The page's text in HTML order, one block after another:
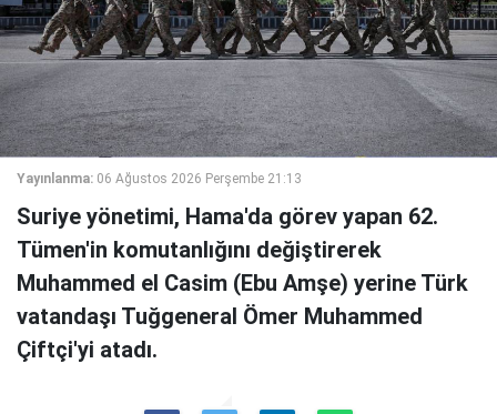
Yayınlanma: 06 Ağustos 2026 Perşembe 21:13
Suriye yönetimi, Hama'da görev yapan 62.
Tümen'in komutanlığını değiştirerek
Muhammed el Casim (Ebu Amşe) yerine Türk
vatandaşı Tuğgeneral Ömer Muhammed
Çiftçi'yi atadı.